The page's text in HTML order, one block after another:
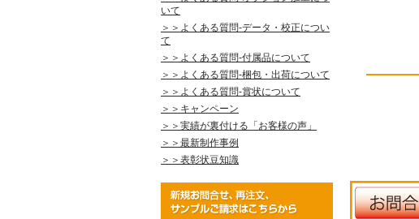
いて
＞＞よくある質問-データ・校正につい
て
＞＞よくある質問-付属品について
＞＞よくある質問-梱包・出荷について
＞＞よくある質問-賞状について
＞＞キャンペーン
＞＞実績が裏付ける「お客様の声」
＞＞最新制作事例
＞＞表彰状豆知識